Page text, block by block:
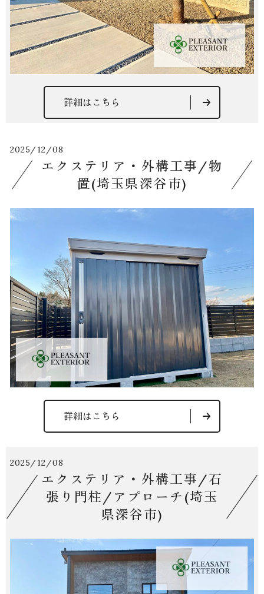
詳細はこちら
2025/12/08
エクステリア・外構工事/物
置(埼玉県深谷市)
詳細はこちら
2025/12/08
エクステリア・外構工事/石
張り門柱/アプローチ(埼玉
県深谷市)